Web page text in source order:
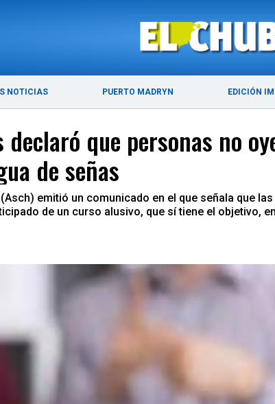
NOTICIAS PUERTO MADRYN EDICIÓN
ÚLTIMAS
declaró que personas no
de señas
emitió un comunicado en el que señala que
de un curso alusivo, que sí tiene el objetivo,